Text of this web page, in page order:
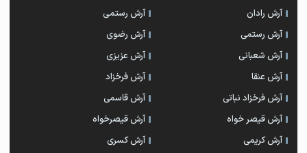
آرش رادان
آرش رستمى
آرش رستمی
آرش رضوی
آرش شعبانی
آرش عزیزی
آرش عنقا
آرش فرخزاد
آرش فرخزاد نباتی
آرش قاسمی
آرش قیصر خواه
آرش قیصرخواه
آرش کریمی
آرش کسری